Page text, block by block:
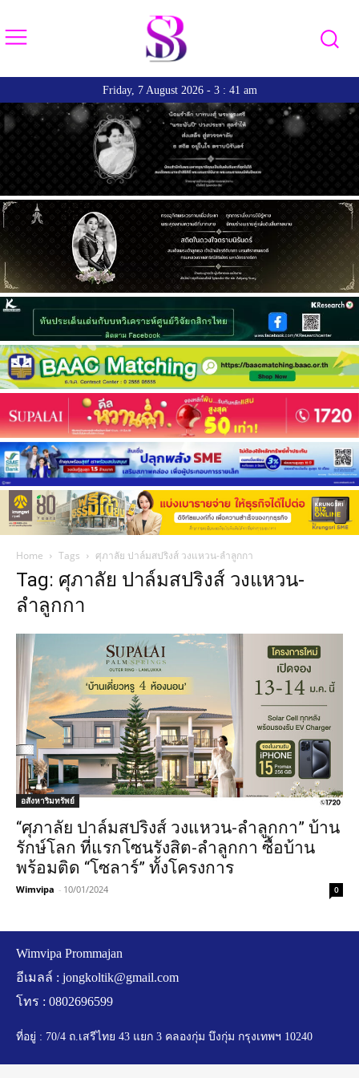
Friday, 7 August 2026 - 3 : 41 am
Home Tags ศุภาลัย ปาล์มสปริงส์ วงแหวน-ลำลูกกา
Tag: ศุภาลัย ปาล์มสปริงส์ วงแหวน-
ลำลูกกา
อสังหาริมทรัพย์
“ศุภาลัย ปาล์มสปริงส์ วงแหวน-ลำลูกกา” บ้าน
รักษ์โลก ที่แรกโซนรังสิต-ลำลูกกา ซื้อบ้าน
พร้อมติด “โซลาร์” ทั้งโครงการ
Wimvipa - 10/01/2024 0
Wimvipa Prommajan
อีเมลล์ : jongkoltik@gmail.com
โทร : 0802696599
ที่อยู่ : 70/4 ถ.เสรีไทย 43 แยก 3 คลองกุ่ม บึงกุ่ม กรุงเทพฯ 10240